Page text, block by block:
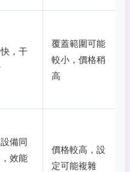
，干
覆蓋範圍可能
較小，價格稍
高
備同
效能
價格較高，設
定可能複雜